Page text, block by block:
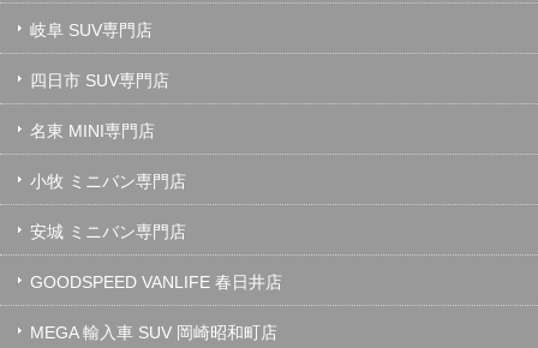
岐阜 SUV専門店
四日市 SUV専門店
名東 MINI専門店
小牧 ミニバン専門店
安城 ミニバン専門店
GOODSPEED VANLIFE 春日井店
MEGA 輸入車 SUV 岡崎昭和町店